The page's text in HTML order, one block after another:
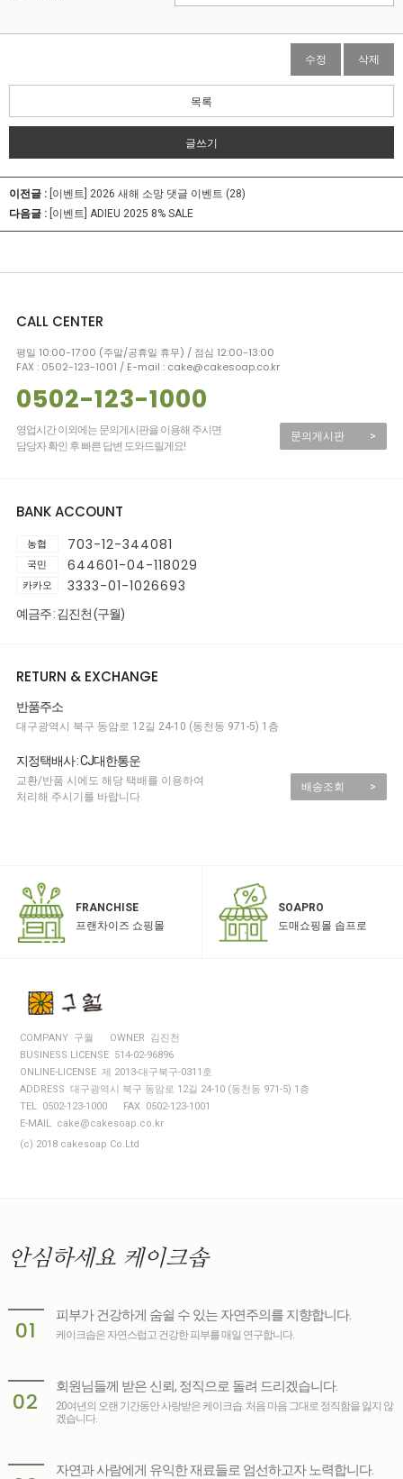
수정 삭제
목록
글쓰기
이전글 : [이벤트] 2026 새해 소망 댓글 이벤트 (28)
다음글 : [이벤트] ADIEU 2025 8% SALE
CALL CENTER
평일 10:00-17:00 (주말/공휴일 휴무) / 점심 12:00-13:00
FAX : 0502-123-1001 / E-mail : cake@cakesoap.co.kr
0502-123-1000
영업시간 이외에는 문의게시판을 이용해 주시면
담당자 확인 후 빠른 답변 도와드릴게요!
문의게시판 >
BANK ACCOUNT
농협 703-12-344081
국민 644601-04-118029
카카오 3333-01-1026693
예금주 : 김진천 (구월)
RETURN & EXCHANGE
반품주소
대구광역시 북구 동암로 12길 24-10 (동천동 971-5) 1층
지정택배사 : CJ대한통운
교환/반품 시에도 해당 택배를 이용하여
처리해 주시기를 바랍니다.
배송조회 >
FRANCHISE
프랜차이즈 쇼핑몰
SOAPRO
도매쇼핑몰 솝프로
COMPANY 구월
OWNER 김진천
BUSINESS LICENSE 514-02-96896
ONLINE-LICENSE 제 2013-대구북구-0311호
ADDRESS 대구광역시 북구 동암로 12길 24-10 (동천동 971-5) 1층
TEL 0502-123-1000
FAX 0502-123-1001
E-MAIL cake@cakesoap.co.kr
(c) 2018 cakesoap Co.Ltd
안심하세요 케이크솝
01
피부가 건강하게 숨쉴 수 있는 자연주의를 지향합니다.
케이크솝은 자연스럽고 건강한 피부를 매일 연구합니다.
02
회원님들께 받은 신뢰, 정직으로 돌려 드리겠습니다.
20여년의 오랜 기간동안 사랑받은 케이크솝. 처음 마음 그대로 정직함을 잃지 않
겠습니다.
자연과 사람에게 유익한 재료들로 엄선하고자 노력합니다.